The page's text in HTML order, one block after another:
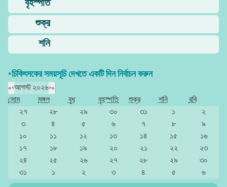
বৃহস্পতি
শুক্র
শনি
*চিকিৎসকের সময়সূচি দেখতে একটি দিন নির্বাচন করুন
«‹আগস্ট ২০২৬›»
সোম
মঙ্গল বুধ বৃহস্পতি শুক্র শনি
রবি
২৭
২৮ ২৯ ৩০ ৩১ ১
২
৩
৪ ৫ ৬ ৭ ৮
৯
১০
১১ ১২ ১৩ ১৪ ১৫
১৬
১৭
১৮ ১৯ ২০ ২১ ২২
২৩
২৪
২৫ ২৬ ২৭ ২৮ ২৯
৩০
৩১
১ ২ ৩ ৪ ৫ ৬